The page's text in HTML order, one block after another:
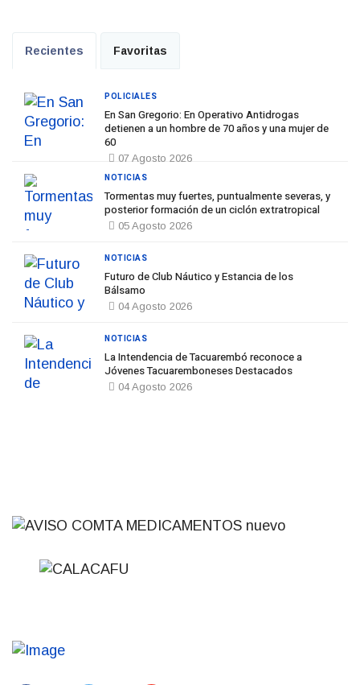
Recientes Favoritas
En San Gregorio: En Operativo Antidrogas
detienen a un hombre de 70 años y una mujer de
60
07 Agosto 2026
POLICIALES
Tormentas muy fuertes, puntualmente severas, y
posterior formación de un ciclón extratropical
05 Agosto 2026
NOTICIAS
Futuro de Club Náutico y Estancia de los
Bálsamo
04 Agosto 2026
NOTICIAS
La Intendencia de Tacuarembó reconoce a
Jóvenes Tacuaremboneses Destacados
04 Agosto 2026
NOTICIAS